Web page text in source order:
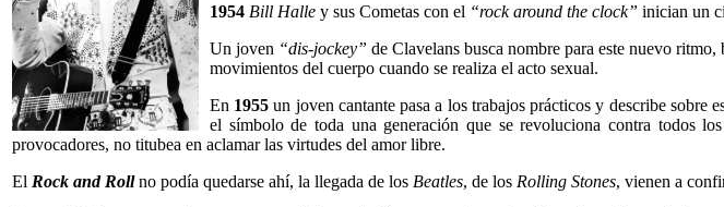
1954 Bill Halle y sus Cometas con el “rock around the clock” inician un
Un joven “dis-jockey” de Clavelans busca nombre para este nuevo
movimientos del cuerpo cuando se realiza el acto sexual.
En 1955 un joven cantante pasa a los trabajos prácticos y describe sobre
el símbolo de toda una generación que se revoluciona contra todos
provocadores, no titubea en aclamar las virtudes del amor libre.
El Rock and Rollno podía quedarse ahí, la llegada de los Beatles, de los Rolling Stones, vienen a